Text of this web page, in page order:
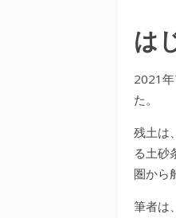
は
2021
た。
残土は
る土砂
圏から
筆者は